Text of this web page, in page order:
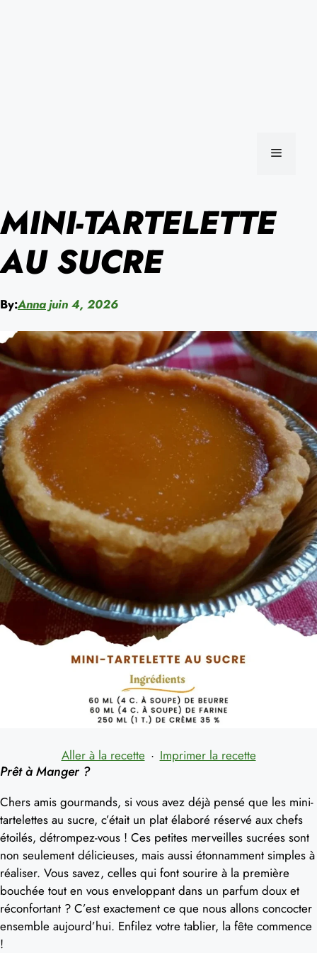
MENU
MINI-TARTELETTE
AU SUCRE
By:Annajuin 4, 2026
Aller à la recette · Imprimer la recette
Prêt à Manger ?
Chers amis gourmands, si vous avez déjà pensé que les mini-
tartelettes au sucre, c’était un plat élaboré réservé aux chefs
étoilés, détrompez-vous ! Ces petites merveilles sucrées sont
non seulement délicieuses, mais aussi étonnamment simples à
réaliser. Vous savez, celles qui font sourire à la première
bouchée tout en vous enveloppant dans un parfum doux et
réconfortant ? C’est exactement ce que nous allons concocter
ensemble aujourd’hui. Enfilez votre tablier, la fête commence
!